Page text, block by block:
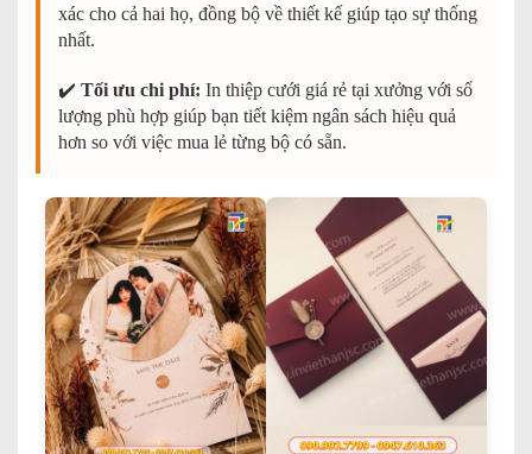
xác cho cả hai họ, đồng bộ về thiết kế giúp tạo sự thống
nhất.
✔️ Tối ưu chi phí: In thiệp cưới giá rẻ tại xưởng với số
lượng phù hợp giúp bạn tiết kiệm ngân sách hiệu quả
hơn so với việc mua lẻ từng bộ có sẵn.